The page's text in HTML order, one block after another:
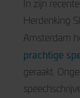
In zijn
Herdenking
Amsterdam
prachtige
geraakt.